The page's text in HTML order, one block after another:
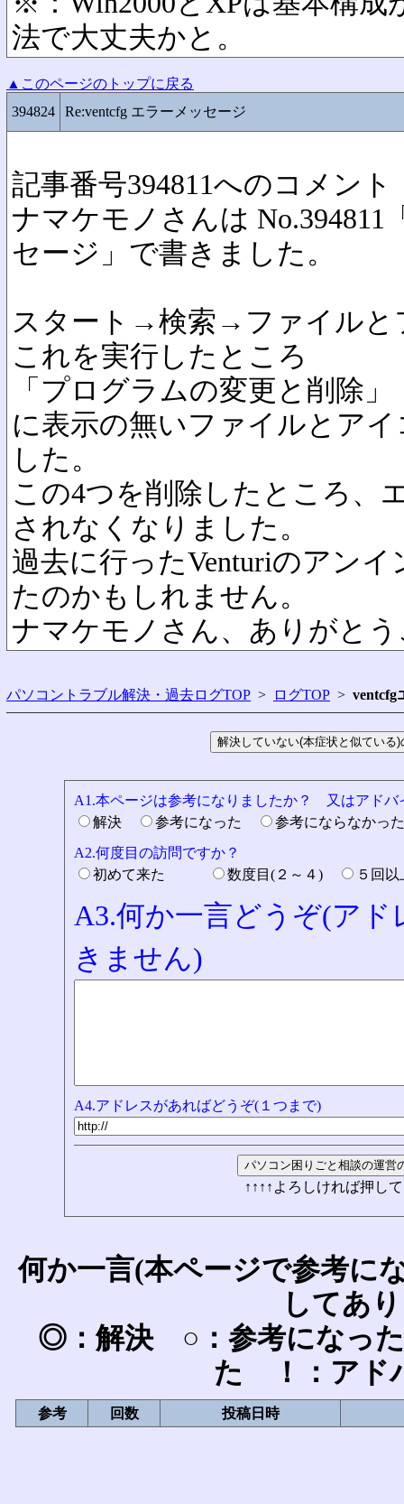
法で大丈夫かと。
▲このページのトップに戻る
394824
Re:ventcfg エラーメッセージ
記事番号394811へのコメント
ナマケモノさんは No.394811
セージ」で書きました。
スタート→検索→ファイルと
これを実行したところ
「プログラムの変更と削除
に表示の無いファイルとア
した。
この4つを削除したところ、
されなくなりました。
過去に行ったVenturiのアン
たのかもしれません。
ナマケモノさん、ありがと
パソコントラブル解決・過去ログTOP > ログTOP > ventcfg
A1.本ページは参考になりましたか？ 又はアドバ
解決
参考になった
参考にならなか
A2.何度目の訪問ですか？
初めて来た
数度目(２～４) ５回
A3.何か一言どうぞ(ア
きません)
A4.アドレスがあればどうぞ(１つまで)
↑↑↑↑よろしければ押し
何か一言(本ページで参考に
してあ
◎：解決 ○：参考になっ
た ！：アド
参考 回数 投稿日時